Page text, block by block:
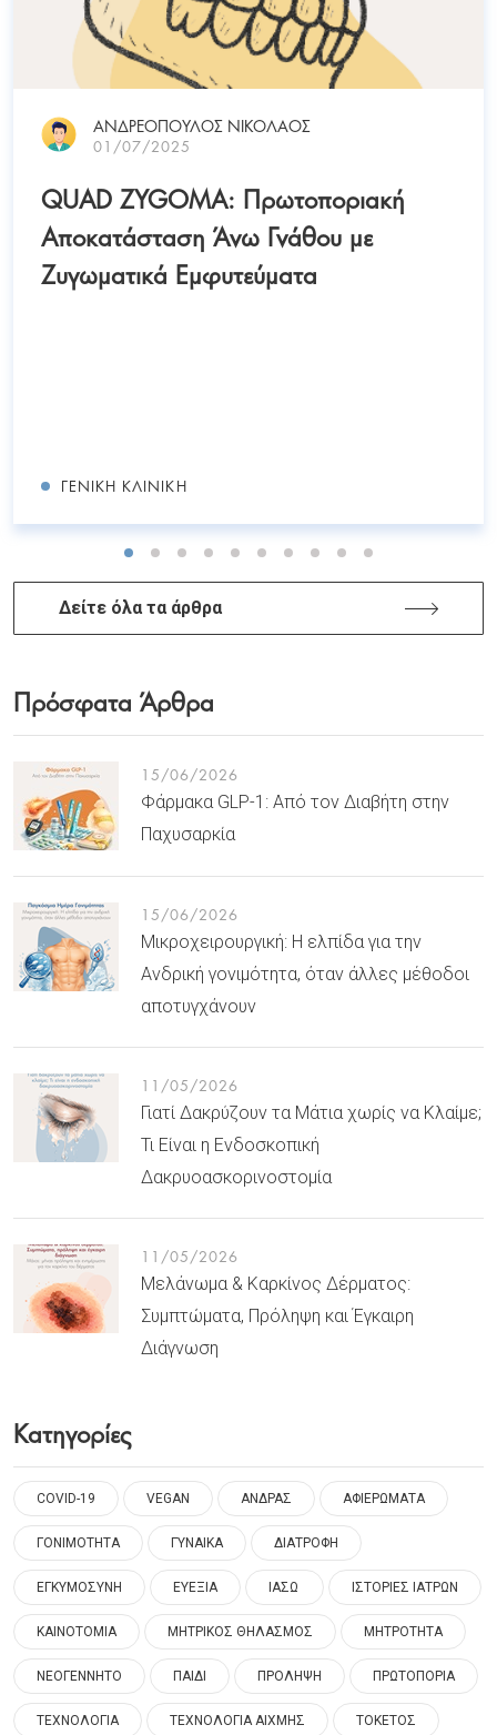
ΑΝΔΡΕΟΠΟΥΛΟΣ ΝΙΚΟΛΑΟΣ
01/07/2025
QUAD ZYGOMA: Πρωτοποριακή
Αποκατάσταση Άνω Γνάθου με
Ζυγωματικά Εμφυτεύματα
ΓΕΝΙΚΉ ΚΛΙΝΙΚΉ
Δείτε όλα τα άρθρα
Πρόσφατα Άρθρα
15/06/2026
Φάρμακα GLP-1: Από τον Διαβήτη στην
Παχυσαρκία
15/06/2026
Μικροχειρουργική: Η ελπίδα για την
Ανδρική γονιμότητα, όταν άλλες μέθοδοι
αποτυγχάνουν
11/05/2026
Γιατί Δακρύζουν τα Μάτια χωρίς να Κλαίμε;
Τι Είναι η Ενδοσκοπική
Δακρυοασκορινοστομία
11/05/2026
Μελάνωμα & Καρκίνος Δέρματος:
Συμπτώματα, Πρόληψη και Έγκαιρη
Διάγνωση
Κατηγορίες
COVID-19 VEGAN ΑΝΔΡΑΣ ΑΦΙΕΡΩΜΑΤΑ
ΓΟΝΙΜΟΤΗΤΑ ΓΥΝΑΙΚΑ ΔΙΑΤΡΟΦΗ
ΕΓΚΥΜΟΣΥΝΗ ΕΥΕΞΙΑ ΙΑΣΩ ΙΣΤΟΡΙΕΣ ΙΑΤΡΩΝ
ΚΑΙΝΟΤΟΜΙΑ ΜΗΤΡΙΚΟΣ ΘΗΛΑΣΜΟΣ ΜΗΤΡΟΤΗΤΑ
ΝΕΟΓΕΝΝΗΤΟ ΠΑΙΔΙ ΠΡΟΛΗΨΗ ΠΡΩΤΟΠΟΡΙΑ
ΤΕΧΝΟΛΟΓΙΑ ΤΕΧΝΟΛΟΓΙΑ ΑΙΧΜΗΣ ΤΟΚΕΤΟΣ